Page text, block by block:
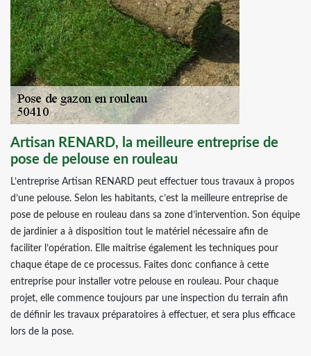
Artisan RENARD, la meilleure entreprise de
pose de pelouse en rouleau
L’entreprise Artisan RENARD peut effectuer tous travaux à propos
d’une pelouse. Selon les habitants, c’est la meilleure entreprise de
pose de pelouse en rouleau dans sa zone d’intervention. Son équipe
de jardinier a à disposition tout le matériel nécessaire afin de
faciliter l’opération. Elle maitrise également les techniques pour
chaque étape de ce processus. Faites donc confiance à cette
entreprise pour installer votre pelouse en rouleau. Pour chaque
projet, elle commence toujours par une inspection du terrain afin
de définir les travaux préparatoires à effectuer, et sera plus efficace
lors de la pose.